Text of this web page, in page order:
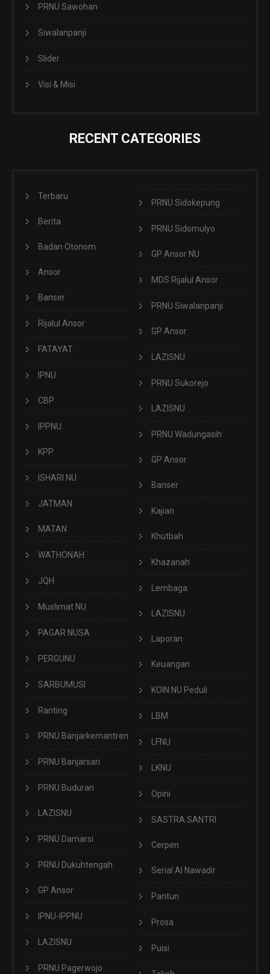
PRNU Sawohan
Siwalanpanji
Slider
Visi & Misi
RECENT CATEGORIES
Terbaru
Berita
Badan Otonom
Ansor
Banser
Rijalul Ansor
FATAYAT
IPNU
CBP
IPPNU
KPP
ISHARI NU
JATMAN
MATAN
WATHONAH
JQH
Muslimat NU
PAGAR NUSA
PERGUNU
SARBUMUSI
Ranting
PRNU Banjarkemantren
PRNU Banjarsari
PRNU Buduran
LAZISNU
PRNU Damarsi
PRNU Dukuhtengah
GP Ansor
IPNU-IPPNU
LAZISNU
PRNU Pagerwojo
PRNU Sidokepung
PRNU Sidomulyo
GP Ansor NU
MDS Rijalul Ansor
PRNU Siwalanpanji
GP Ansor
LAZISNU
PRNU Sukorejo
LAZISNU
PRNU Wadungasih
GP Ansor
Banser
Kajian
Khutbah
Khazanah
Lembaga
LAZISNU
Laporan
Keuangan
KOIN NU Peduli
LBM
LFNU
LKNU
Opini
SASTRA SANTRI
Cerpen
Serial Al Nawadir
Pantun
Prosa
Puisi